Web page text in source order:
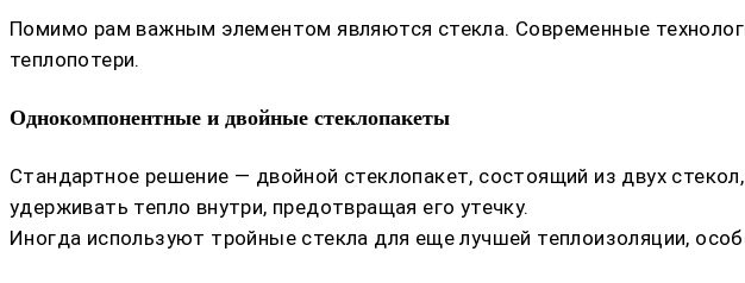
Помимо рам важным элементом являются стекла. Современные
теплопотери.
Однокомпонентные и двойные стеклопакеты
Стандартное решение — двойной стеклопакет, состоящий из двух
удерживать тепло внутри, предотвращая его утечку.
Иногда используют тройные стекла для еще лучшей теплоизоляции,